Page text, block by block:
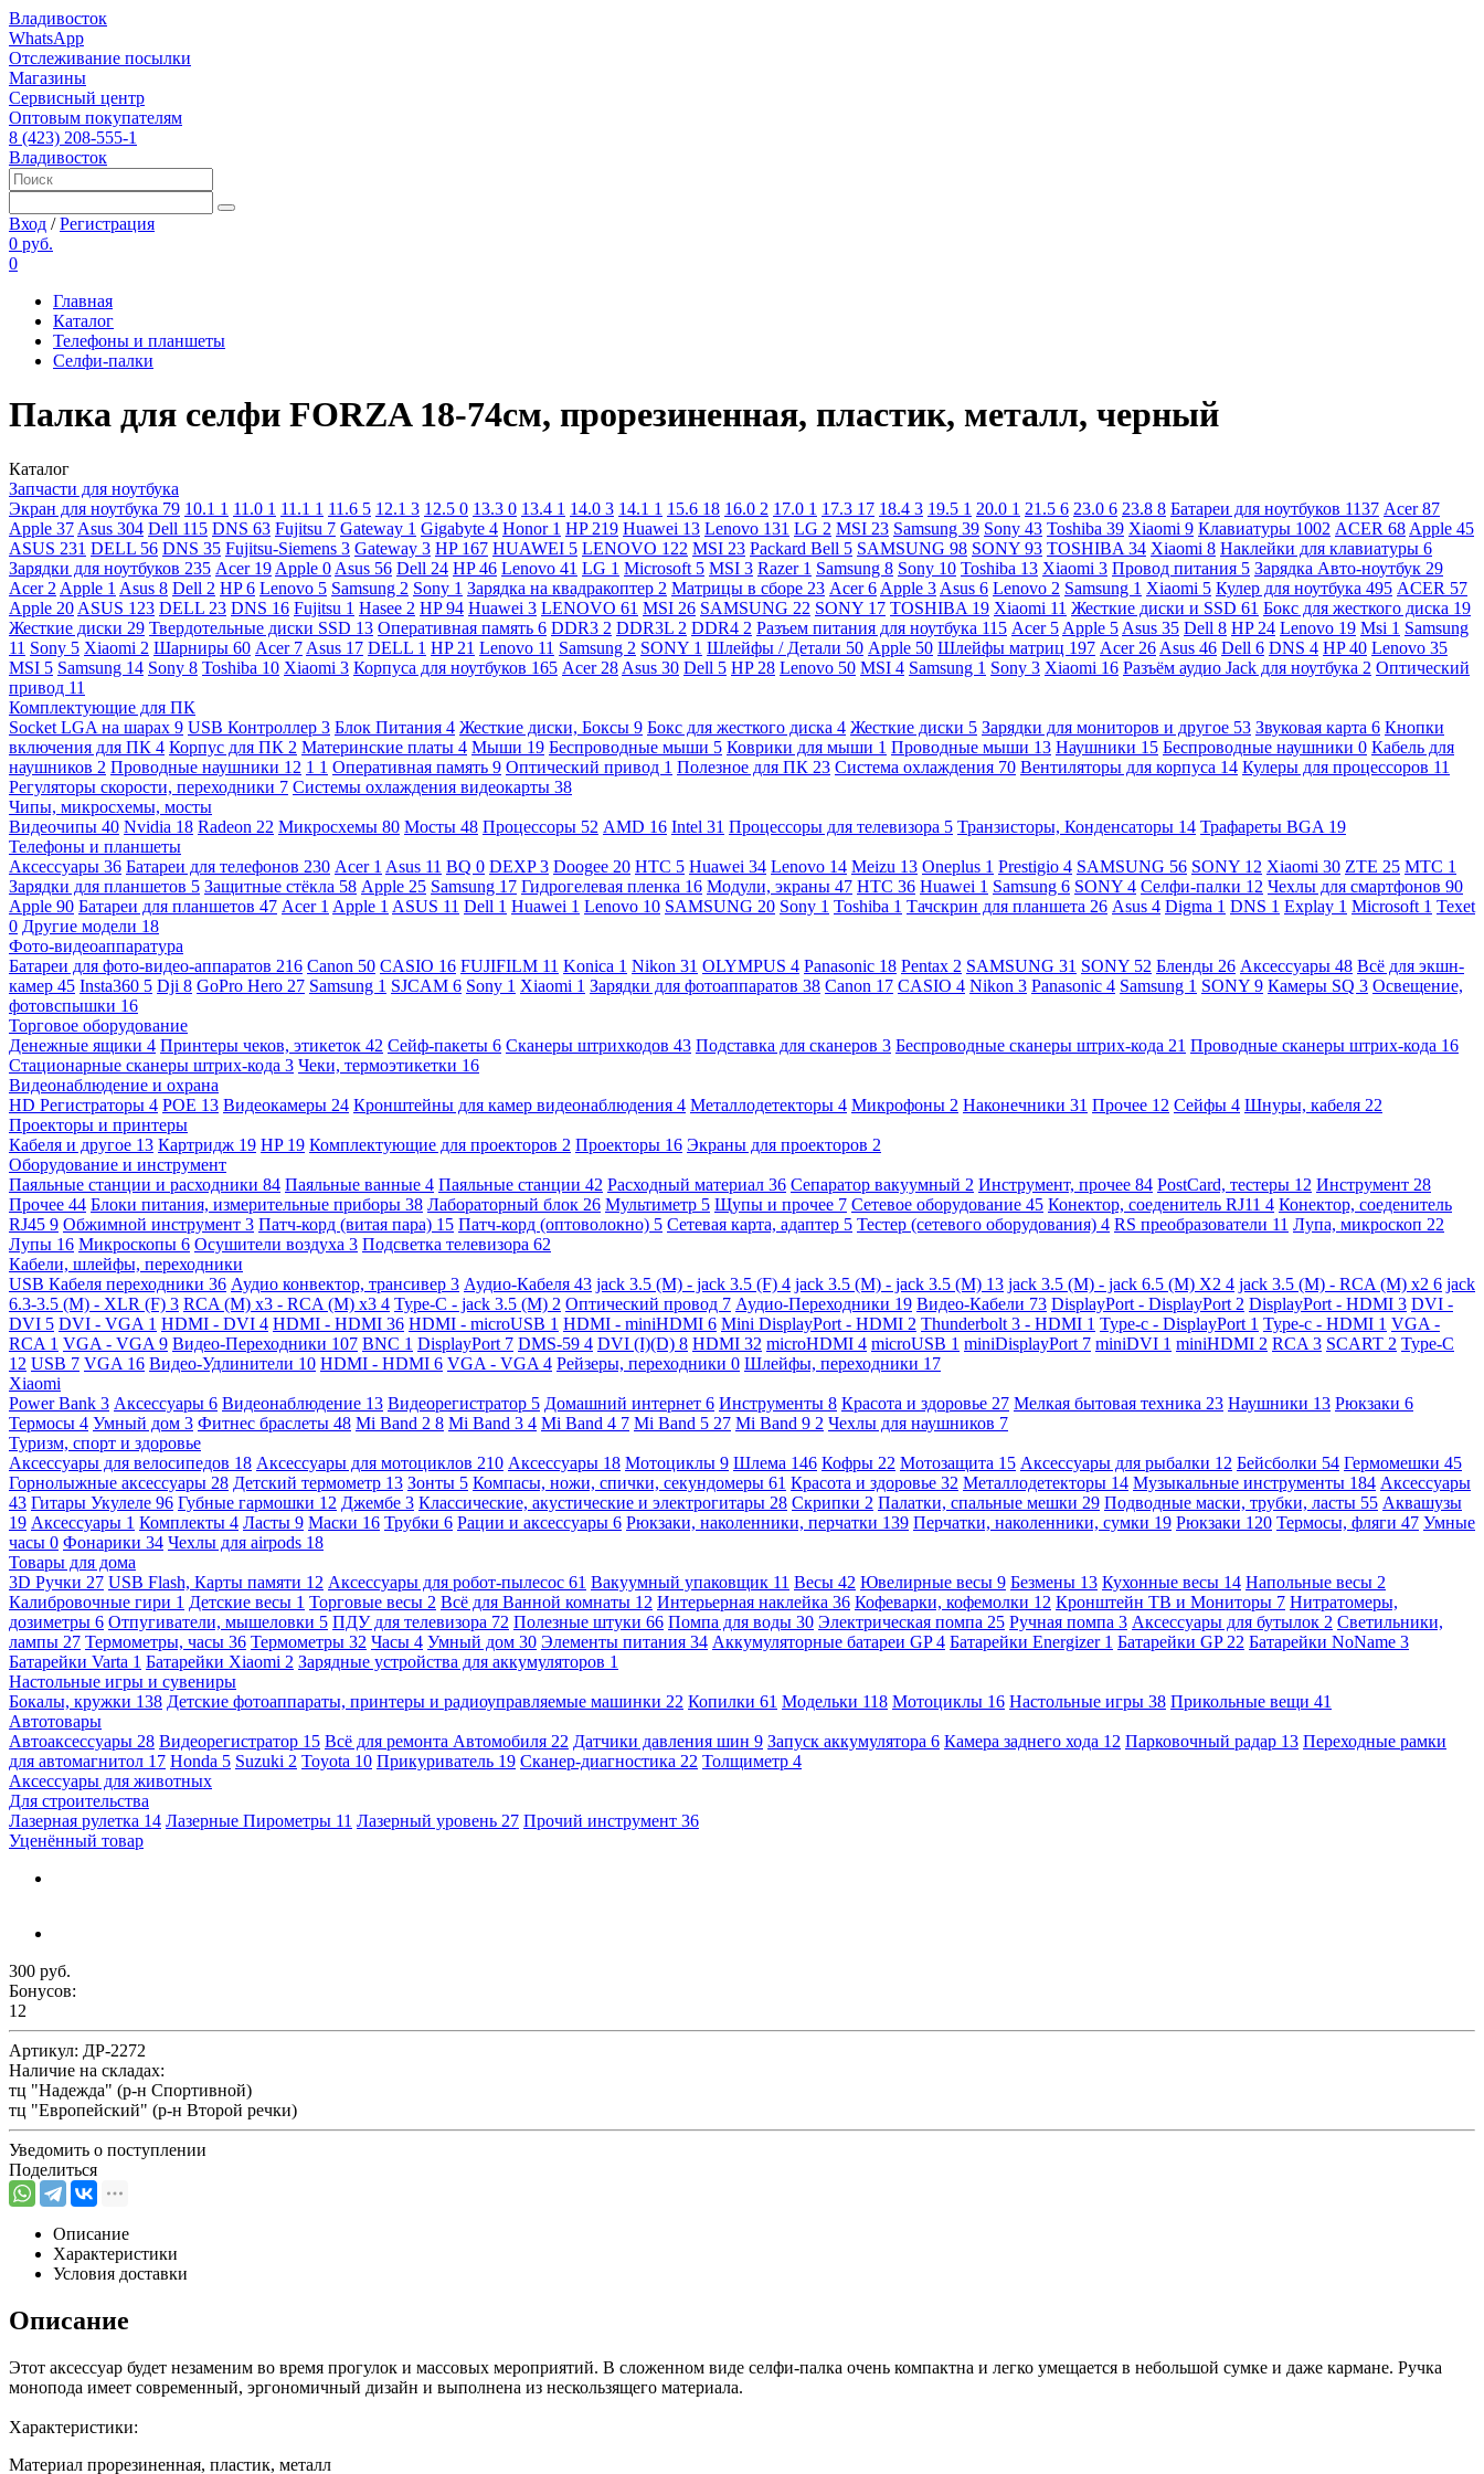
Владивосток
WhatsApp
Отслеживание посылки
Магазины
Сервисный центр
Оптовым покупателям
8 (423) 208-555-1
Владивосток
Вход /Регистрация
0 руб.
0
Главная
Каталог
Телефоны и планшеты
Селфи-палки
Палка для селфи FORZA 18-74см, прорезиненная, пластик, металл, черный
Каталог
Запчасти для ноутбука
Экран для ноутбука 79 10.1 1 11.0 1 11.1 1 11.6 5 12.1 3 12.5 0 13.3 0 13.4 1 14.0 3 14.1 1 15.6 18 16.0 2 17.0 1 17.3 17 18.4 3 19.5 1 20.0 1 21.5 6 23.0 6 23.8 8 Батареи для ноутбуков 1137 Acer87
Apple 37 Asus 304 Dell 115 DNS 63 Fujitsu 7 Gateway 1 Gigabyte 4 Honor 1 HP 219 Huawei 13 Lenovo 131 LG 2 MSI 23 Samsung 39 Sony 43 Toshiba 39 Xiaomi 9 Клавиатуры 1002 ACER 68 Apple 45
ASUS 231 DELL 56 DNS 35 Fujitsu-Siemens 3 Gateway 3 HP 167 HUAWEI 5 LENOVO 122 MSI 23 Packard Bell 5 SAMSUNG 98 SONY 93 TOSHIBA 34 Xiaomi 8 Наклейки для клавиатуры 6
Зарядки для ноутбуков 235 Acer 19 Apple 0 Asus 56 Dell 24 HP46 Lenovo 41 LG 1 Microsoft 5 MSI 3 Razer 1 Samsung 8 Sony 10 Toshiba 13 Xiaomi 3 Провод питания 5 Зарядка Авто-ноутбук 29
Acer 2 Apple 1 Asus 8 Dell 2 HP6 Lenovo 5 Samsung 2 Sony 1 Зарядка на квадракоптер 2 Матрицы в сборе 23 Acer6 Apple 3 Asus 6 Lenovo 2 Samsung 1 Xiaomi 5 Кулер для ноутбука 495 ACER 57
Apple 20 ASUS 123 DELL 23 DNS 16 Fujitsu 1 Hasee 2 HP94 Huawei 3 LENOVO 61 MSI 26 SAMSUNG 22 SONY 17 TOSHIBA 19 Xiaomi 11 Жесткие диски и SSD 61 Бокс для жесткого диска 19
Жесткие диски 29 Твердотельные диски SSD 13 Оперативная память 6 DDR3 2 DDR3L 2 DDR4 2 Разъем питания для ноутбука 115 Acer 5 Apple 5 Asus 35 Dell 8 HP 24 Lenovo 19 Msi 1 Samsung
11 Sony 5 Xiaomi 2 Шарниры 60 Acer 7 Asus 17 DELL 1 HP 21 Lenovo 11 Samsung 2 SONY 1 Шлейфы / Детали 50 Apple 50 Шлейфы матриц 197 Acer 26 Asus 46 Dell 6 DNS 4 HP40 Lenovo 35
MSI 5 Samsung 14 Sony 8 Toshiba 10 Xiaomi 3 Корпуса для ноутбуков 165 Acer 28 Asus 30 Dell 5 HP 28 Lenovo 50 MSI 4 Samsung 1 Sony 3 Xiaomi 16 Разъём аудио Jack для ноутбука 2 Оптический
привод 11
Комплектующие для ПК
Socket LGA на шарах 9 USB Контроллер 3 Блок Питания 4 Жесткие диски, Боксы 9 Бокс для жесткого диска 4 Жесткие диски 5 Зарядки для мониторов и другое 53 Звуковая карта 6 Кнопки
включения для ПК 4 Корпус для ПК 2 Материнские платы 4 Мыши 19 Беспроводные мыши 5 Коврики для мыши 1 Проводные мыши 13 Наушники 15 Беспроводные наушники 0 Кабель для
наушников 2 Проводные наушники 12 1 1 Оперативная память 9 Оптический привод 1 Полезное для ПК 23 Система охлаждения 70 Вентиляторы для корпуса 14 Кулеры для процессоров 11
Регуляторы скорости, переходники 7 Системы охлаждения видеокарты 38
Чипы, микросхемы, мосты
Видеочипы 40 Nvidia 18 Radeon 22 Микросхемы 80 Мосты 48 Процессоры 52 AMD 16 Intel 31 Процессоры для телевизора 5 Транзисторы, Конденсаторы 14 Трафареты BGA 19
Телефоны и планшеты
Аксессуары 36 Батареи для телефонов 230 Acer 1 Asus 11 BQ 0 DEXP3 Doogee 20 HTC 5 Huawei 34 Lenovo 14 Meizu 13 Oneplus 1 Prestigio 4 SAMSUNG 56 SONY 12 Xiaomi 30 ZTE 25 МТС 1
Зарядки для планшетов 5 Защитные стёкла 58 Apple 25 Samsung 17 Гидрогелевая пленка 16 Модули, экраны 47 HTC 36 Huawei 1 Samsung 6 SONY 4 Селфи-палки 12 Чехлы для смартфонов 90
Apple 90 Батареи для планшетов 47 Acer 1 Apple 1 ASUS 11 Dell 1 Huawei 1 Lenovo 10 SAMSUNG 20 Sony 1 Toshiba 1 Тачскрин для планшета 26 Asus 4 Digma 1 DNS 1 Explay 1 Microsoft 1 Texet
0 Другие модели 18
Фото-видеоаппаратура
Батареи для фото-видео-аппаратов 216 Canon 50 CASIO 16 FUJIFILM 11 Konica 1 Nikon 31 OLYMPUS 4 Panasonic 18 Pentax 2 SAMSUNG 31 SONY 52 Бленды 26 Аксессуары 48 Всё для экшн-
камер 45 Insta360 5 Dji 8 GoPro Hero 27 Samsung 1 SJCAM 6 Sony 1 Xiaomi 1 Зарядки для фотоаппаратов 38 Canon 17 CASIO 4 Nikon 3 Panasonic 4 Samsung 1 SONY 9 Камеры SQ 3 Освещение,
фотовспышки 16
Торговое оборудование
Денежные ящики 4 Принтеры чеков, этикеток 42 Сейф-пакеты 6 Сканеры штрихкодов 43 Подставка для сканеров 3 Беспроводные сканеры штрих-кода 21 Проводные сканеры штрих-кода 16
Стационарные сканеры штрих-кода 3 Чеки, термоэтикетки 16
Видеонаблюдение и охрана
HD Регистраторы 4 POE 13 Видеокамеры 24 Кронштейны для камер видеонаблюдения 4 Металлодетекторы 4 Микрофоны 2 Наконечники 31 Прочее 12 Сейфы 4 Шнуры, кабеля 22
Проекторы и принтеры
Кабеля и другое 13 Картридж 19 HP 19 Комплектующие для проекторов 2 Проекторы 16 Экраны для проекторов 2
Оборудование и инструмент
Паяльные станции и расходники 84 Паяльные ванные 4 Паяльные станции 42 Расходный материал 36 Сепаратор вакуумный 2 Инструмент, прочее 84 PostCard, тестеры 12 Инструмент 28
Прочее 44 Блоки питания, измерительные приборы 38 Лабораторный блок 26 Мультиметр 5 Щупы и прочее 7 Сетевое оборудование 45 Конектор, соеденитель RJ11 4 Конектор, соеденитель
RJ45 9 Обжимной инструмент 3 Патч-корд (витая пара) 15 Патч-корд (оптоволокно) 5 Сетевая карта, адаптер 5 Тестер (сетевого оборудования) 4 RS преобразователи 11 Лупа, микроскоп 22
Лупы 16 Микроскопы 6 Осушители воздуха 3 Подсветка телевизора 62
Кабели, шлейфы, переходники
USB Кабеля переходники 36 Аудио конвектор, трансивер 3 Аудио-Кабеля 43 jack 3.5 (M) - jack 3.5 (F) 4 jack 3.5 (M) - jack 3.5 (M) 13 jack 3.5 (M) - jack 6.5 (M) X2 4 jack 3.5 (M) - RCA (M) x2 6 jack
6.3-3.5 (M) - XLR (F) 3 RCA (M) x3 - RCA (M) x3 4 Type-C - jack 3.5 (M) 2 Оптический провод 7 Аудио-Переходники 19 Видео-Кабели 73 DisplayPort - DisplayPort 2 DisplayPort - HDMI 3 DVI -
DVI 5 DVI - VGA 1 HDMI - DVI 4 HDMI - HDMI 36 HDMI - microUSB 1 HDMI - miniHDMI 6 Mini DisplayPort - HDMI 2 Thunderbolt 3 - HDMI 1 Type-c - DisplayPort 1 Type-c - HDMI 1 VGA -
RCA 1 VGA - VGA 9 Видео-Переходники 107 BNC 1 DisplayPort 7 DMS-59 4 DVI (I)(D) 8 HDMI 32 microHDMI 4 microUSB 1 miniDisplayPort 7 miniDVI 1 miniHDMI 2 RCA 3 SCART 2 Type-C
12 USB 7 VGA 16 Видео-Удлинители 10 HDMI - HDMI 6 VGA - VGA 4 Рейзеры, переходники 0 Шлейфы, переходники 17
Xiaomi
Power Bank 3 Аксессуары 6 Видеонаблюдение 13 Видеорегистратор 5 Домашний интернет 6 Инструменты 8 Красота и здоровье 27 Мелкая бытовая техника 23 Наушники 13 Рюкзаки 6
Термосы 4 Умный дом 3 Фитнес браслеты 48 Mi Band 2 8 Mi Band 3 4 Mi Band 4 7 Mi Band 5 27 Mi Band 9 2 Чехлы для наушников 7
Туризм, спорт и здоровье
Аксессуары для велосипедов 18 Аксессуары для мотоциклов 210 Аксессуары 18 Мотоциклы 9 Шлема 146 Кофры 22 Мотозащита 15 Аксессуары для рыбалки 12 Бейсболки 54 Гермомешки 45
Горнолыжные аксессуары 28 Детский термометр 13 Зонты 5 Компасы, ножи, спички, секундомеры 61 Красота и здоровье 32 Металлодетекторы 14 Музыкальные инструменты 184 Аксессуары
43 Гитары Укулеле 96 Губные гармошки 12 Джембе 3 Классические, акустические и электрогитары 28 Скрипки 2 Палатки, спальные мешки 29 Подводные маски, трубки, ласты 55 Аквашузы
19 Аксессуары 1 Комплекты 4 Ласты 9 Маски 16 Трубки 6 Рации и аксессуары 6 Рюкзаки, наколенники, перчатки 139 Перчатки, наколенники, сумки 19 Рюкзаки 120 Термосы, фляги 47 Умные
часы 0 Фонарики 34 Чехлы для airpods 18
Товары для дома
3D Ручки 27 USB Flash, Карты памяти 12 Аксессуары для робот-пылесос 61 Вакуумный упаковщик 11 Весы 42 Ювелирные весы 9 Безмены 13 Кухонные весы 14 Напольные весы 2
Калибровочные гири 1 Детские весы 1 Торговые весы 2 Всё для Ванной комнаты 12 Интерьерная наклейка 36 Кофеварки, кофемолки 12 Кронштейн ТВ и Мониторы 7 Нитратомеры,
дозиметры 6 Отпугиватели, мышеловки 5 ПДУ для телевизора 72 Полезные штуки 66 Помпа для воды 30 Электрическая помпа 25 Ручная помпа 3 Аксессуары для бутылок 2 Светильники,
лампы 27 Термометры, часы 36 Термометры 32 Часы 4 Умный дом 30 Элементы питания 34 Аккумуляторные батареи GP4 Батарейки Energizer 1 Батарейки GP 22 Батарейки NoName 3
Батарейки Varta 1 Батарейки Xiaomi 2 Зарядные устройства для аккумуляторов 1
Настольные игры и сувениры
Бокалы, кружки 138 Детские фотоаппараты, принтеры и радиоуправляемые машинки 22 Копилки 61 Модельки 118 Мотоциклы 16 Настольные игры 38 Прикольные вещи 41
Автотовары
Автоаксессуары 28 Видеорегистратор 15 Всё для ремонта Автомобиля 22 Датчики давления шин 9 Запуск аккумулятора 6 Камера заднего хода 12 Парковочный радар 13 Переходные рамки
для автомагнитол 17 Honda 5 Suzuki 2 Toyota 10 Прикуриватель 19 Сканер-диагностика 22 Толщиметр 4
Аксессуары для животных
Для строительства
Лазерная рулетка 14 Лазерные Пирометры 11 Лазерный уровень 27 Прочий инструмент 36
Уценённый товар
300 руб.
Бонусов:
12
Артикул: ДР-2272
Наличие на складах:
тц "Надежда" (р-н Спортивной)
тц "Европейский" (р-н Второй речки)
Уведомить о поступлении
Поделиться
Описание
Характеристики
Условия доставки
Описание
Этот аксессуар будет незаменим во время прогулок и массовых мероприятий. В сложенном виде селфи-палка очень компактна и легко умещается в небольшой сумке и даже кармане. Ручка
монопода имеет современный, эргономичный дизайн и выполнена из нескользящего материала.
Характеристики:
Материал прорезиненная, пластик, металл